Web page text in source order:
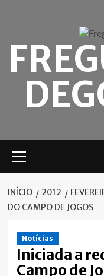
principal
INÍCIO 2012
DO CAMPO DE JOGOS
Notícias
Iniciada a
Campo de